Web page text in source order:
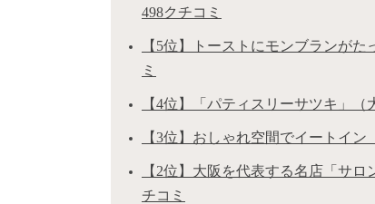
498クチコミ
【5位】トーストにモンブランが
ミ
【4位】「パティスリーサツキ」（
【3位】おしゃれ空間でイートイ
【2位】大阪を代表する名店「サ
チコミ